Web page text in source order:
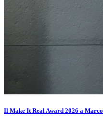
Il Make It Real Award 2026 a